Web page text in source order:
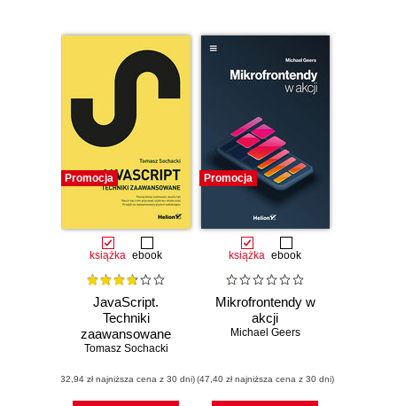
Promocja
książka ebook
JavaScript.
Techniki
zaawansowane
Tomasz Sochacki
(32,94 zł najniższa cena z 30 dni)
Promocja
książka ebook
Mikrofrontendy w
akcji
Michael Geers
(47,40 zł najniższa cena z 30 dni)